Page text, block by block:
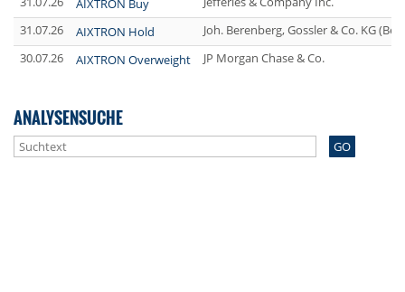
AIXTRON Buy
31.07.26
AIXTRON Hold
Joh. Berenberg, Gossler & Co. KG
30.07.26
AIXTRON Overweight JP Morgan Chase & Co.
ANALYSENSUCHE
GO